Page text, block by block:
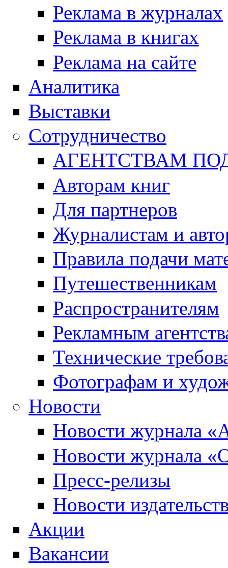
Реклама в журналах
Реклама в книгах
Реклама на сайте
Аналитика
Выставки
Сотрудничество
АГЕНТСТВАМ
Авторам книг
Для партнеров
Журналистам и
Правила подачи
Путешественникам
Распространителям
Рекламным
Технические
Фотографам и
Новости
Новости журнала
Новости журнала
Пресс-релизы
Новости
Акции
Вакансии